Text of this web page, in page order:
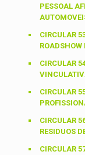
PESSOAL
CIRCULAR
ROADSHOW
CIRCULAR
CIRCULAR
CIRCULAR
RESIDUOS
CIRCULAR